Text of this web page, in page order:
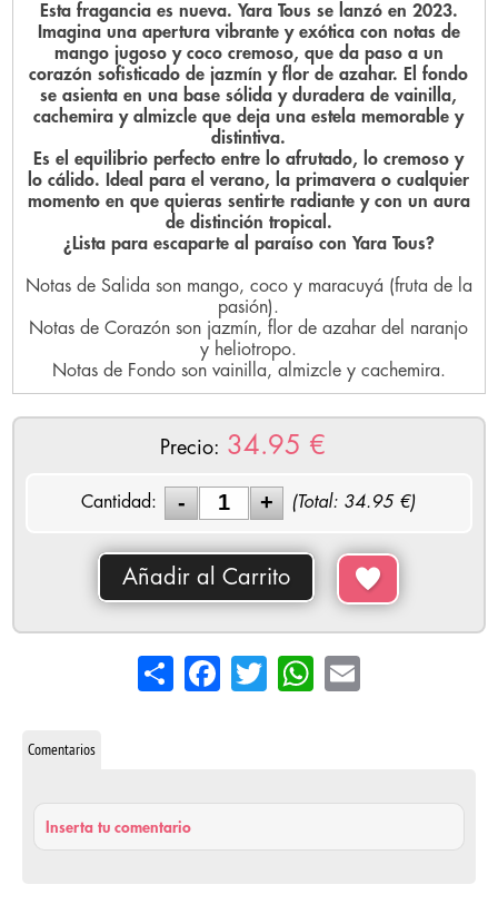
Esta fragancia es nueva. Yara Tous se lanzó en 2023.
Imagina una apertura vibrante y exótica con notas de
mango jugoso y coco cremoso, que da paso a un
corazón sofisticado de jazmín y flor de azahar. El fondo
se asienta en una base sólida y duradera de vainilla,
cachemira y almizcle que deja una estela memorable y
distintiva.
Es el equilibrio perfecto entre lo afrutado, lo cremoso y
lo cálido. Ideal para el verano, la primavera o cualquier
momento en que quieras sentirte radiante y con un aura
de distinción tropical.
¿Lista para escaparte al paraíso con Yara Tous?
Notas de Salida son mango, coco y maracuyá (fruta de la
pasión).
Notas de Corazón son jazmín, flor de azahar del naranjo
y heliotropo.
Notas de Fondo son vainilla, almizcle y cachemira.
Precio: 34.95 €
Cantidad: (Total: 34.95 €)
Añadir al Carrito
Share FacebookTwitterWhatsApp
Email
Comentarios
Inserta tu comentario